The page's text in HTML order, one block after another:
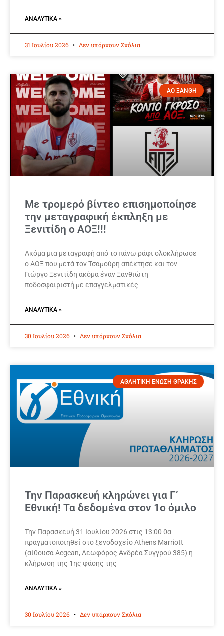
ΑΝΑΛΥΤΙΚΆ »
31 Ιουλίου 2026 Δεν υπάρχουν Σχόλια
ΑΟ ΞΑΝΘΗ
Με τρομερό βίντεο επισημοποίησε
την μεταγραφική έκπληξη με
Ξενιτίδη ο ΑΟΞ!!!
Ακόμα μια μεταγραφή από το πάνω ράφι ολοκλήρωσε
ο ΑΟΞ που μετά τον Τσαμούρη απέκτησε και τον
Γιώργο Ξενιτίδη ακόμα έναν Ξανθιώτη
ποδοσφαιριστή με επαγγελματικές
ΑΝΑΛΥΤΙΚΆ »
30 Ιουλίου 2026 Δεν υπάρχουν Σχόλια
ΑΘΛΗΤΙΚΗ ΕΝΩΣΗ ΘΡΑΚΗΣ
Την Παρασκευή κληρώνει για Γ’
Εθνική! Τα δεδομένα στον 1ο όμιλο
Την Παρασκευή 31 Ιουλίου 2026 στις 13:00 θα
πραγματοποιηθεί στο ξενοδοχείο Athens Μarriott
(αίθουσα Aegean, Λεωφόρος Ανδρέα Συγγρού 385) η
κλήρωση της 1ης φάσης της
ΑΝΑΛΥΤΙΚΆ »
30 Ιουλίου 2026 Δεν υπάρχουν Σχόλια